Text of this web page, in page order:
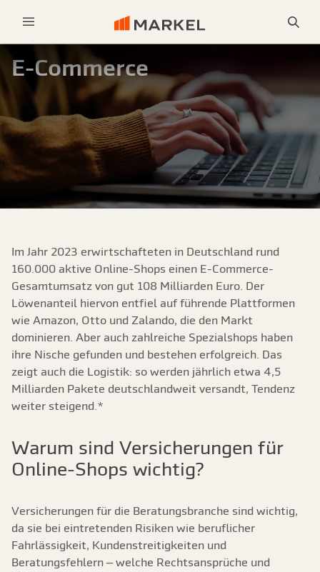
E-Commerce
Im Jahr 2023 erwirtschafteten in Deutschland rund
160.000 aktive Online-Shops einen E-Commerce-
Gesamtumsatz von gut 108 Milliarden Euro. Der
Löwenanteil hiervon entfiel auf führende Plattformen
wie Amazon, Otto und Zalando, die den Markt
dominieren. Aber auch zahlreiche Spezialshops haben
ihre Nische gefunden und bestehen erfolgreich. Das
zeigt auch die Logistik: so werden jährlich etwa 4,5
Milliarden Pakete deutschlandweit versandt, Tendenz
weiter steigend.*
Warum sind Versicherungen für
Online-Shops wichtig?
Versicherungen für die Beratungsbranche sind wichtig,
da sie bei eintretenden Risiken wie beruflicher
Fahrlässigkeit, Kundenstreitigkeiten und
Beratungsfehlern – welche Rechtsansprüche und